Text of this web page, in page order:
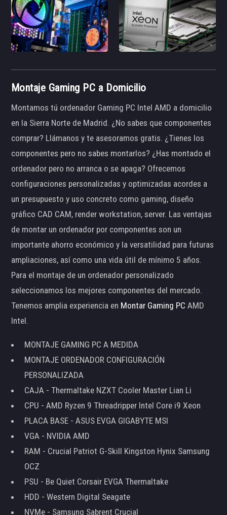
Montaje Gaming PC a Domicilio
Montamos tú ordenador Gaming PC Intel AMD a domicilio
en la Sierra Norte de Madrid. ¿No sabes que componentes
comprar? Llámanos y te asesoramos gratis. ¿Tienes los
componentes pero no sabes montarlos? ¿Has montado el
ordenador pero no arranca o se apaga? Ofrecemos
configuraciones personalizadas y optimizadas acordes a
un presupuesto y uso concreto como gaming, diseño
gráfico CAD CAM, render workstation, server. Las ventajas
de montar un ordenador por componentes son un
importante ahorro económico y la versatilidad para futuras
ampliaciones, así como una vida útil de mínimo 5 años.
Para el montaje de un ordenador personalizado
seleccionamos los mejores componentes del mercado.
Tenemos amplia experiencia en Montar Gaming PC AMD
Intel.
MONTAJE GAMING PC A MEDIDA
MONTAJE ORDENADOR CONFIGURACIÓN
PERSONALIZADA
CAJA - Thermaltake NZXT Cooler Master Lian Li
CPU - AMD Ryzen 9 Threadripper Intel Core i9 Xeon
PLACA BASE - ASUS EVGA GIGABYTE MSI
VGA - NVIDIA AMD
RAM - Crucial Patriot G-Skill Kingston Hynix Samsung
OCZ
PSU - Be Quiet Corsair EVGA Thermaltake
HDD - Western Digital Seagate
NVMe - Samsung Sabrent Crucial